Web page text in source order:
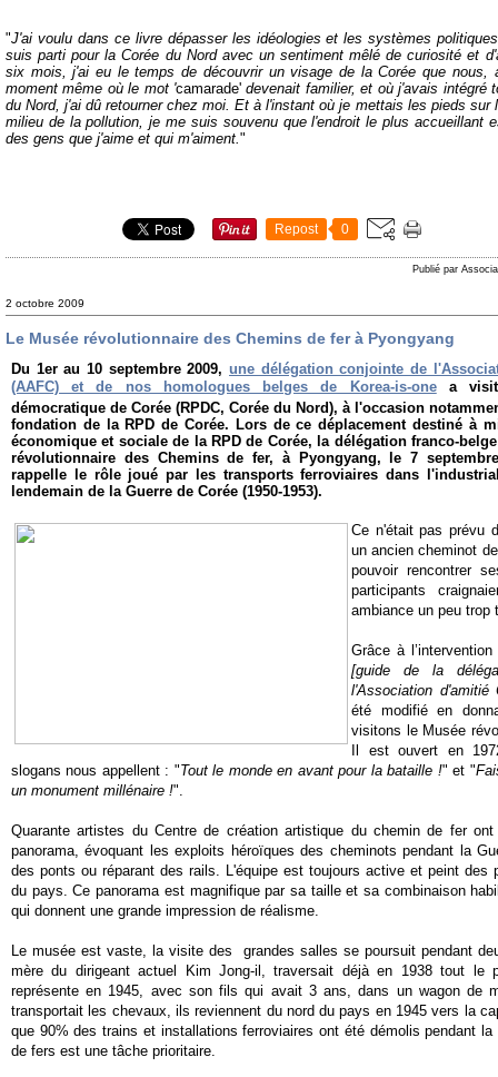
"J'ai voulu dans ce livre dépasser les idéologies et les systèmes
suis parti pour la Corée du Nord avec un sentiment mêlé de curiosité et
six mois, j'ai eu le temps de découvrir un visage de la Corée que nous,
moment même où le mot 'camarade'devenait familier, et où j'avais intégré
du Nord, j'ai dû retourner chez moi. Et à l'instant où je mettais les pieds sur
milieu de la pollution, je me suis souvenu que l'endroit le plus accueillant
des gens que j'aime et qui m'aiment. "
Repost 0
Publié par
2 octobre 2009
Le Musée révolutionnaire des Chemins de fer à Pyongyang
Du 1er au 10 septembre 2009, une délégation conjointe de
(AAFC) et de nos homologues belges de Korea-is-one
a
démocratique de Corée (RPDC, Corée du Nord), à l'occasion
fondation de la RPD de Corée. Lors de ce déplacement destiné à
économique et sociale de la RPD de Corée, la délégation franco-
révolutionnaire des Chemins de fer, à Pyongyang, le 7
rappelle le rôle joué par les transports ferroviaires dans
lendemain de la Guerre de Corée (1950-1953).
Ce n'était pas prévu
un ancien cheminot
pouvoir rencontrer
participants
ambiance un peu trop
Grâce à
[guide de la
l'Association d'amitié
été modifié en
visitons le Musée
Il est ouvert en
slogans nous appellent : "Tout le monde en avant pour la bataille !" et "
un monument millénaire !".
Quarante artistes du Centre de création artistique du chemin de fer
panorama, évoquant les exploits héroïques des cheminots pendant la
des ponts ou réparant des rails. L'équipe est toujours active et peint des
du pays. Ce panorama est magnifique par sa taille et sa combinaison
qui donnent une grande impression de réalisme.
Le musée est vaste, la visite des
grandes salles se poursuit pendant
mère du dirigeant actuel Kim Jong-il, traversait déjà en 1938 tout le
représente en 1945, avec son fils qui avait 3 ans, dans un wagon de
transportait les chevaux, ils reviennent du nord du pays en 1945 vers la
que 90% des trains et installations ferroviaires ont été démolis pendant la
de fers est une tâche prioritaire.